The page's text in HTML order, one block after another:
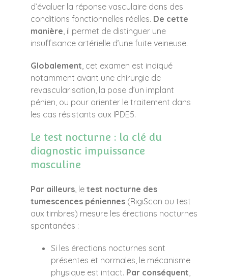
d’évaluer la réponse vasculaire dans des
conditions fonctionnelles réelles. De cette
manière, il permet de distinguer une
insuffisance artérielle d’une fuite veineuse.
Globalement, cet examen est indiqué
notamment avant une chirurgie de
revascularisation, la pose d’un implant
pénien, ou pour orienter le traitement dans
les cas résistants aux IPDE5.
Le test nocturne : la clé du
diagnostic impuissance
masculine
Par ailleurs, le test nocturne des
tumescences péniennes (RigiScan ou test
aux timbres) mesure les érections nocturnes
spontanées :
Si les érections nocturnes sont
présentes et normales, le mécanisme
physique est intact. Par conséquent,